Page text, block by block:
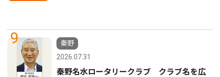
9
秦野
2026.07.31
秦野名水ロータリークラブ クラブ名を広